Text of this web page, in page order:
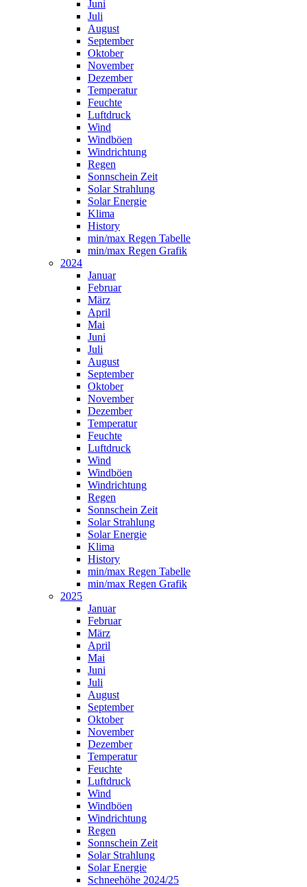
Juni
Juli
August
September
Oktober
November
Dezember
Temperatur
Feuchte
Luftdruck
Wind
Windböen
Windrichtung
Regen
Sonnschein Zeit
Solar Strahlung
Solar Energie
Klima
History
min/max Regen Tabelle
min/max Regen Grafik
2024
Januar
Februar
März
April
Mai
Juni
Juli
August
September
Oktober
November
Dezember
Temperatur
Feuchte
Luftdruck
Wind
Windböen
Windrichtung
Regen
Sonnschein Zeit
Solar Strahlung
Solar Energie
Klima
History
min/max Regen Tabelle
min/max Regen Grafik
2025
Januar
Februar
März
April
Mai
Juni
Juli
August
September
Oktober
November
Dezember
Temperatur
Feuchte
Luftdruck
Wind
Windböen
Windrichtung
Regen
Sonnschein Zeit
Solar Strahlung
Solar Energie
Schneehöhe 2024/25